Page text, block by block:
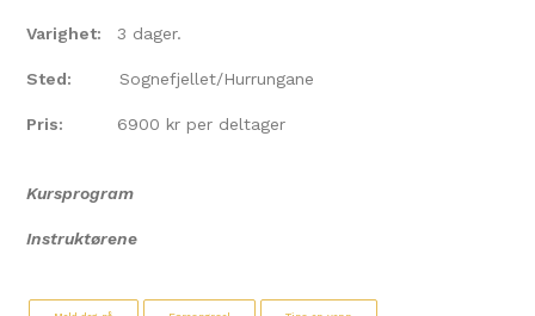
Varighet: 3 dager.
Sted: Sognefjellet/Hurrungane
Pris: 6900 kr per deltager
Kursprogram
Instruktørene